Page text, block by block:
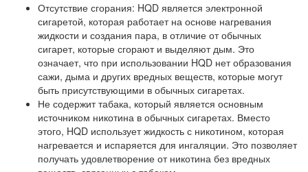
Отсутствие сгорания: HQD является электронной
сигаретой, которая работает на основе нагревания
жидкости и создания пара, в отличие от обычных
сигарет, которые сгорают и выделяют дым. Это
означает, что при использовании HQD нет образования
сажи, дыма и других вредных веществ, которые могут
быть присутствующими в обычных сигаретах.
Не содержит табака, который является основным
источником никотина в обычных сигаретах. Вместо
этого, HQD использует жидкость с никотином, которая
нагревается и испаряется для ингаляции. Это позволяет
получать удовлетворение от никотина без вредных